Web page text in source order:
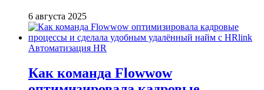
6 августа 2025
Автоматизация HR
Как команда Flowwow